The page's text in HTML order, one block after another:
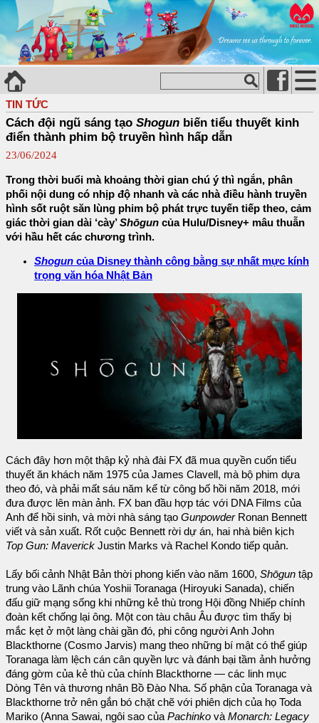
TIN TỨC
Cách đội ngũ sáng tạo Shogun biến tiểu thuyết kinh
điển thành phim bộ truyền hình hấp dẫn
23/06/2024
Trong thời buổi mà khoảng thời gian chú ý thì ngắn, phân
phối nội dung có nhịp độ nhanh và các nhà điều hành truyền
hình sốt ruột săn lùng phim bộ phát trực tuyến tiếp theo, cảm
giác thời gian dài ‘cày’Shōgun của Hulu/Disney+ mâu thuẫn
với hầu hết các chương trình.
Shogun của Disney thành công bằng sự nhất mực kính
trọng văn hóa Nhật Bản
Cách đây hơn một thập kỷ nhà đài FX đã mua quyền cuốn tiểu
thuyết ăn khách năm 1975 của James Clavell, mà bộ phim dựa
theo đó, và phải mất sáu năm kể từ công bố hồi năm 2018, mới
đưa được lên màn ảnh. FX ban đầu hợp tác với DNA Films của
Anh để hồi sinh, và mời nhà sáng tạo Gun­powderRonan Bennett
viết và sản xuất. Rốt cuộc Bennett rời dự án, hai nhà biên kịch
Top Gun: Maverick Justin Marks và Rachel Kondo tiếp quản.
Lấy bối cảnh Nhật Bản thời phong kiến ​​vào năm 1600, Shōgun tập
trung vào Lãnh chúa Yoshii Toranaga (Hiroyuki Sanada), chiến
đấu giữ mạng sống khi những kẻ thù trong Hội đồng Nhiếp chính
đoàn kết chống lại ông. Một con tàu châu Âu được tìm thấy bị
mắc kẹt ở một làng chài gần đó, phi công người Anh John
Blackthorne (Cosmo Jarvis) mang theo những bí mật có thể giúp
Toranaga làm lệch cán cân quyền lực và đánh bại tầm ảnh hưởng
đáng gờm của kẻ thù của chính Blackthorne — các linh mục
Dòng Tên và thương nhân Bồ Đào Nha. Số phận của Toranaga và
Blackthorne trở nên gắn bó chặt chẽ với phiên dịch của họ Toda
Mariko (Anna Sawai, ngôi sao của Pachinko và Monarch: Legacy